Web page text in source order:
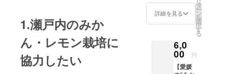
1.瀬戸内のみか
ん・レモン栽培に
協力したい
パッ
ケージ
ンの爽
やかな
モン
チェッ
ロ入り
の軽や
ンカチ
+ラン
グ・
ド・
枚の
セッ
ト】 愛
媛県大
詳細を見る
タ
ー
ン
を
選
択
す
る
6,0
00 円
【愛媛